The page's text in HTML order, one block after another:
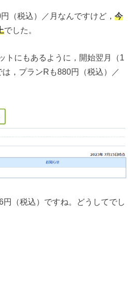
（税込）／月なんですけど，今
でした。
トにもあるように，開始翌月（1
，プランRも880円（税込）／
円（税込）ですね。どうしてでし